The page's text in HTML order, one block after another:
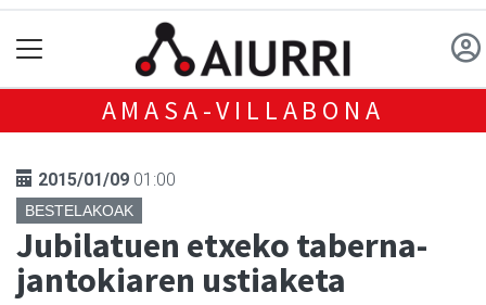
AMASA-VILLABONA
2015/01/09 01:00
BESTELAKOAK
Jubilatuen etxeko taberna-
jantokiaren ustiaketa